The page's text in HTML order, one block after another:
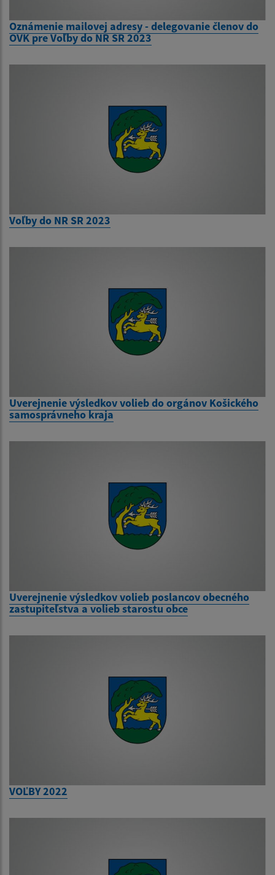
Oznámenie mailovej adresy - delegovanie členov do
OVK pre Voľby do NR SR 2023
Voľby do NR SR 2023
Uverejnenie výsledkov volieb do orgánov Košického
samosprávneho kraja
Uverejnenie výsledkov volieb poslancov obecného
zastupiteľstva a volieb starostu obce
VOĽBY 2022